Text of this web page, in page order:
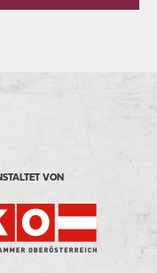
VON